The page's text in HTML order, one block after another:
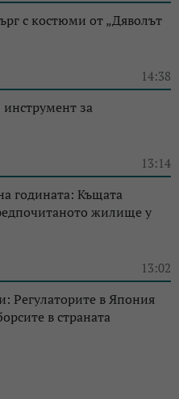
с костюми от „Дяволът
14:38
за
13:14
годината: Къщата
жилище у
13:02
Регулаторите в Япония
в страната